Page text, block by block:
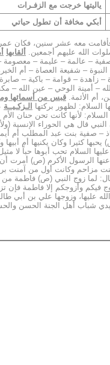
ياليتها خرجت مع الزفـرات
أبكي مخافة أن تطول حياتي
معه عشر سنين، فكان
الله عليهم أجمعين. ألقابها
– عالمة – عليمة –
النبوة – شفيعة العصاة – أم
– قوامة – باكية –
– أمينة الوحي – عين الله
أم الأئمة. قبس من أسمائها
السلام: لظهور بركتها الـزكـيــة
السلام: لأنها كانت تحن حنان الأم
النبي قال هي الحوراء الإنسية
صفية بنت عبد المطلب أم
يحبها كثيرا وكان يكنيها أم
السلام تحب أبوها حباً لا
عنها الرسول الأكرم (ص)
لما زوج النبي (ص) فاطمة
فيكم وأزوجكم إلا فاطمة
وكان مهرها من علي عليه السلام 480 درهماً وكان لها
سيدي شباب أهل الجنة الحسن